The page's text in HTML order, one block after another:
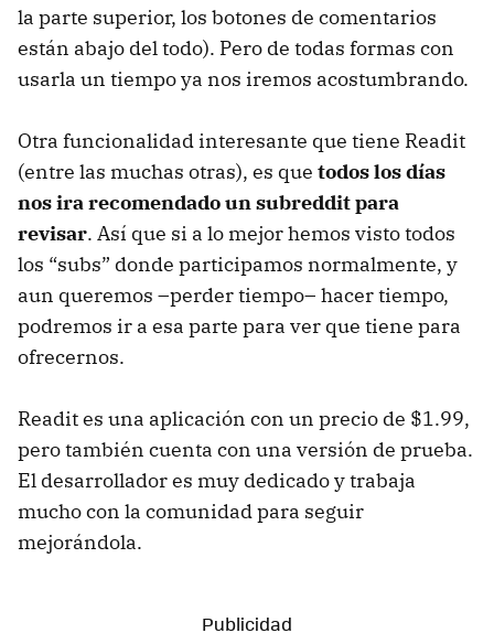
la parte superior, los botones de comentarios
están abajo del todo). Pero de todas formas con
usarla un tiempo ya nos iremos acostumbrando.
Otra funcionalidad interesante que tiene Readit
(entre las muchas otras), es que todos los días
nos ira recomendado un subreddit para
revisar. Así que si a lo mejor hemos visto todos
los “subs” donde participamos normalmente, y
aun queremos –perder tiempo– hacer tiempo,
podremos ir a esa parte para ver que tiene para
ofrecernos.
Readit es una aplicación con un precio de $1.99,
pero también cuenta con una versión de prueba.
El desarrollador es muy dedicado y trabaja
mucho con la comunidad para seguir
mejorándola.